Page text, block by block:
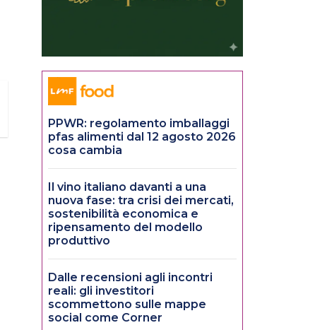
PPWR: regolamento imballaggi
pfas alimenti dal 12 agosto 2026
cosa cambia
Il vino italiano davanti a una
nuova fase: tra crisi dei mercati,
sostenibilità economica e
ripensamento del modello
produttivo
Dalle recensioni agli incontri
reali: gli investitori
scommettono sulle mappe
social come Corner